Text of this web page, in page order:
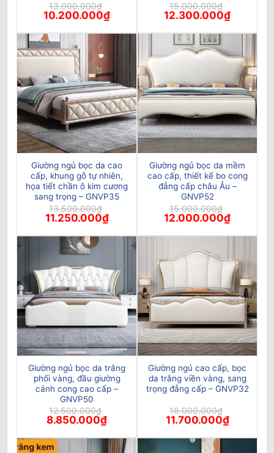
13.000.000₫
Giá
gốc
là:
13.000.000₫.
10.200.000₫Giá
tại
10.200.000₫.
15.000.000₫
Giá
gốc
là:
15.000.000₫.
12.300.000₫Giá
tại
Giường ngủ bọc da cao
cấp, khung gỗ tự nhiên,
họa tiết chần ô kim cương
sang trọng – GNVP35
13.500.000₫
Giá
gốc
là:
13.500.000₫.
11.250.000₫Giá
hiện
tại
11.250.000₫.
Giường ngủ bọc da mềm
cao cấp, thiết kế bo cong
đẳng cấp châu Âu –
GNVP52
15.000.000₫
Giá
gốc
là:
12.000.000₫Giá
tại
Giường ngủ bọc da trắng
phối vàng, đầu giường
cánh cong cao cấp –
GNVP50
12.500.000₫
Giá
gốc
là:
12.500.000₫.
8.850.000₫Giá
tại
là:
Giường ngủ cao cấp, bọc
da trắng viền vàng, sang
trọng đẳng cấp – GNVP32
16.000.000₫
Giá
gốc
là:
16.000.000₫.
11.700.000₫Giá
hiện
tại